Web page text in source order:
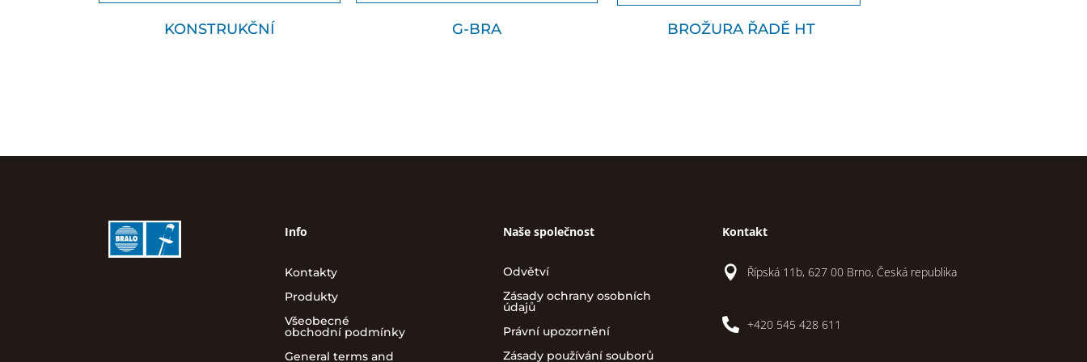
KONSTRUKČNÍ G-BRA BROŽURA ŘADĚ HT
Info
Kontakty
Produkty
Všeobecné
obchodní podmínky
General terms and
Naše společnost
Odvětví
Zásady ochrany osobních
údajů
Právní upozornění
Zásady používání souborů
Kontakt
 Řípská 11b, 627 00 Brno, Česká republika
 +420 545 428 611